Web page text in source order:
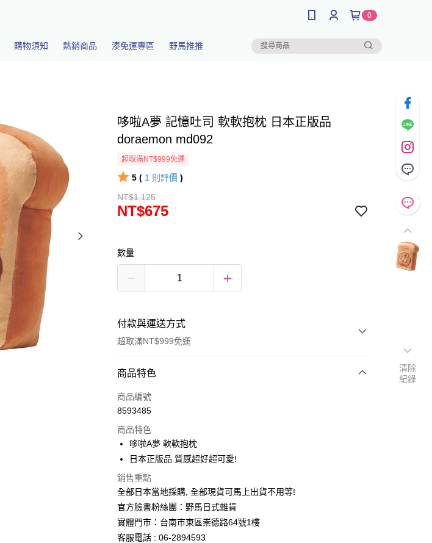
0
購物須知 熱銷商品 湊免運專區 野馬推推
哆啦A夢 記憶吐司 軟軟抱枕 日本正版品
doraemon md092
超取滿NT$999免運
5 ( 1 則評價 )
NT$1,125
NT$675
數量
付款與運送方式
超取滿NT$999免運
付款方式
信用卡一次付款
3 期 0 利率 每期
合作金庫商業銀行
上海商業儲蓄銀行
國泰世華商業銀行
兆豐國際商業銀行
臺灣中小企業銀行
匯豐（台灣）商業銀行
華泰商業銀行
聯邦商業銀行
超商取貨付款
LINE Pay
Apple Pay
街口支付
商品特色
商品編號
8593485
商品特色
哆啦A夢 軟軟抱枕
日本正版品 質感超好超可愛!
銷售重點
全部日本當地採購, 全部現貨可馬上出貨不用等!
官方臉書粉絲團：野馬日式雜貨
實體門市：台南市東區崇德路64號1樓
客服電話 : 06-2894593
清除
紀錄